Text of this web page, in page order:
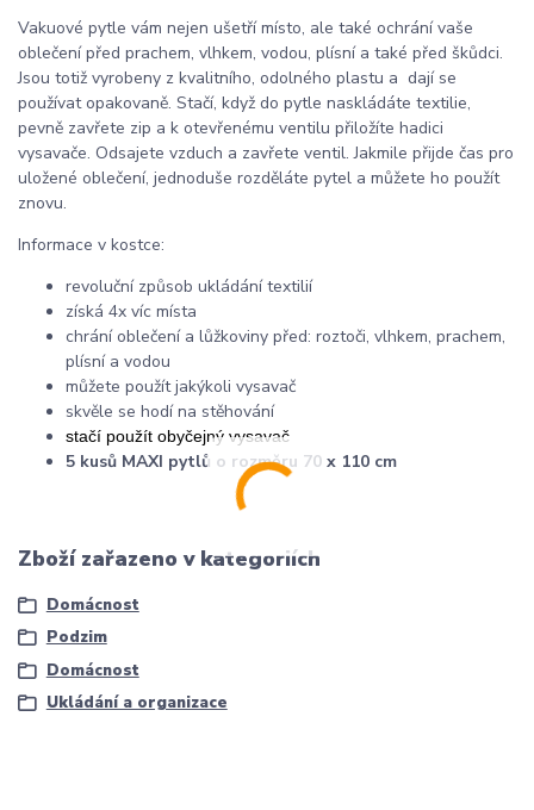
Vakuové pytle vám nejen ušetří místo, ale také ochrání vaše
oblečení před prachem, vlhkem, vodou, plísní a také před škůdci.
Jsou totiž vyrobeny z kvalitního, odolného plastu a dají se
používat opakovaně. Stačí, když do pytle naskládáte textilie,
pevně zavřete zip a k otevřenému ventilu přiložíte hadici
vysavače. Odsajete vzduch a zavřete ventil. Jakmile přijde čas pro
uložené oblečení, jednoduše rozděláte pytel a můžete ho použít
znovu.
Informace v kostce:
revoluční způsob ukládání textilií
získá 4x víc místa
chrání oblečení a lůžkoviny před: roztoči, vlhkem, prachem,
plísní a vodou
můžete použít jakýkoli vysavač
skvěle se hodí na stěhování
stačí použít obyčejný vysavač
5 kusů MAXI pytlů o rozměru 70 x 110 cm
Zboží zařazeno v kategoriích
Domácnost
Podzim
Domácnost
Ukládání a organizace